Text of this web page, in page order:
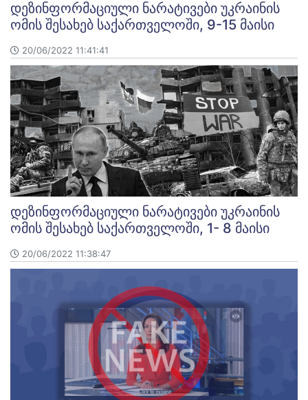
დეზინფორმაციული ნარატივები უკრაინის
ომის შესახებ საქართველოში, 9-15 მაისი
20/06/2022 11:41:41
დეზინფორმაციული ნარატივები უკრაინის
ომის შესახებ საქართველოში, 1- 8 მაისი
20/06/2022 11:38:47